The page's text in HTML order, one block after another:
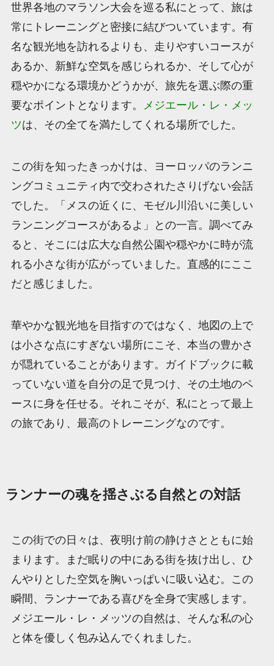
世界各地のマラソン大会を巡る私にとって、旅は
常にトレーニングと密接に結びついています。有
名な観光地を訪れるよりも、走りやすいコースが
あるか、新鮮な空気を感じられるか、そして心が
穏やかになる環境かどうかが、旅先を選ぶ際の重
要なポイントとなります。
メジエール・レ・メッ
ツは、その全てを満たしてくれる場所でした。
この街を知ったきっかけは、ヨーロッパのランニ
ングコミュニティ内で交わされたさりげない会話
でした。「メスの近くに、モゼル川沿いに美しい
ランニングコースがあるよ」との一言。調べてみ
ると、そこには広大な自然公園や穏やかに時が流
れる小さな街が広がっていました。直感的にここ
だと感じました。
華やかな観光地を目指すのではなく、地図の上で
は小さな点にすぎない場所にこそ、本当の豊かさ
が隠れていることがあります。ガイドブックに載
っていない道を自分の足で見つけ、その土地のペ
ースに身を任せる。それこそが、私にとって最上
の旅であり、最高のトレーニングなのです。
ランナーの魂を揺さぶる自然との対話
この街での日々は、夜明け前の静けさとともに始
まります。まだ眠りの中にある街を抜け出し、ひ
んやりとした空気を胸いっぱいに吸い込む。この
瞬間、ランナーである喜びを全身で実感します。
メジエール・レ・メッツの自然は、そんな私の心
と体を優しく包み込んでくれました。